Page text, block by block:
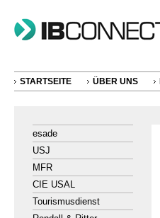
STARTSEITE ÜBER UNS
esade
USJ
MFR
CIE USAL
Tourismusdienst